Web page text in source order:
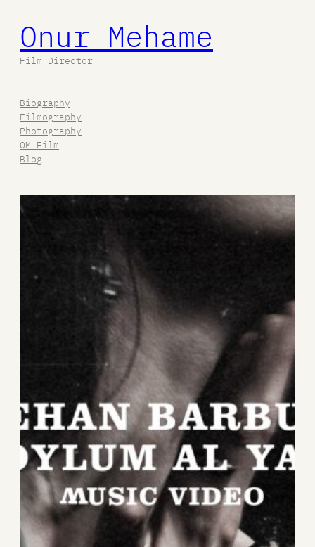
İçeriğe
geç
Onur Mehame
Film Director
Biography
Filmography
Photography
OM Film
Blog